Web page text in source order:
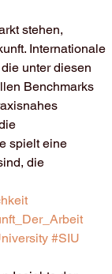
stehen,
Internationale
unter diesen
Benchmarks
spielt eine
die
#SIU